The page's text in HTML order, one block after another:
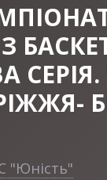
СЕРІЯ.
"Юність"